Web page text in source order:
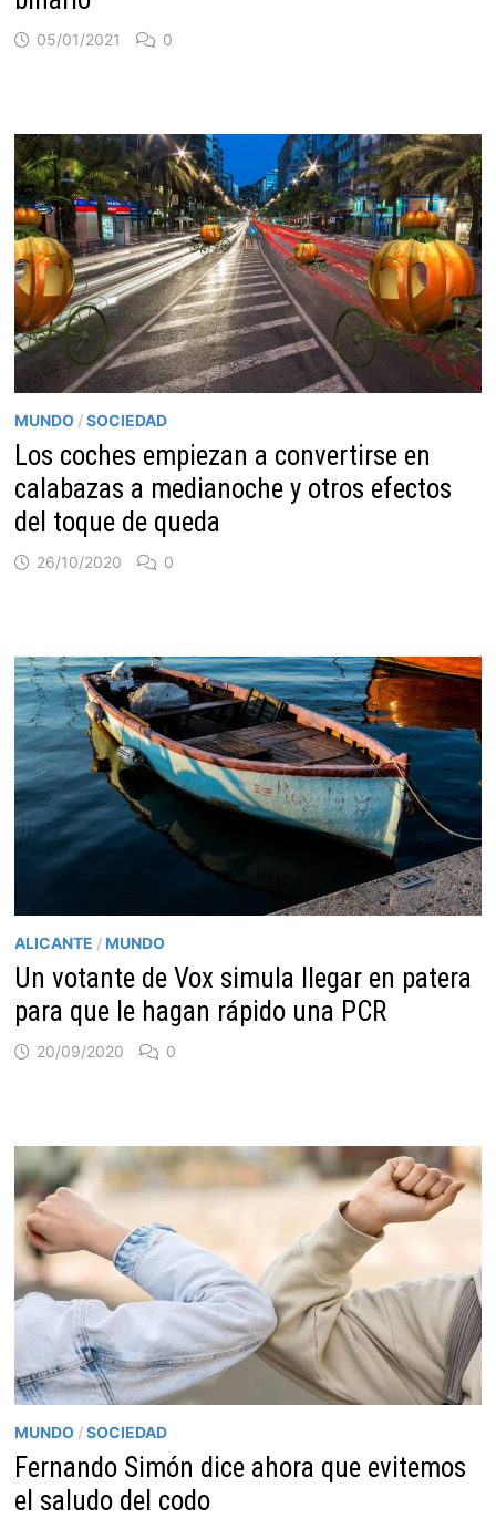
05/01/2021 0
MUNDO /SOCIEDAD
Los coches empiezan a convertirse en
calabazas a medianoche y otros efectos
del toque de queda
26/10/2020 0
ALICANTE / MUNDO
Un votante de Vox simula llegar en patera
para que le hagan rápido una PCR
20/09/2020 0
MUNDO /SOCIEDAD
Fernando Simón dice ahora que evitemos
el saludo del codo